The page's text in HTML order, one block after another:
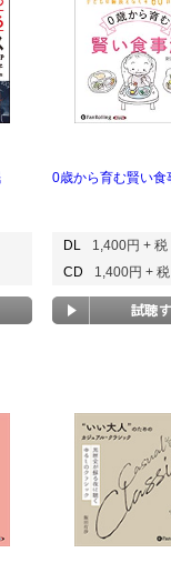
0歳から育む賢い食
DL
1,400円 + 税
CD
1,400円 + 税